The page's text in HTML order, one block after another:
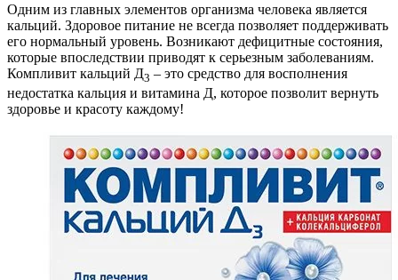
Одним из главных элементов организма человека является
кальций. Здоровое питание не всегда позволяет поддерживать
его нормальный уровень. Возникают дефицитные состояния,
которые впоследствии приводят к серьезным заболеваниям.
Компливит кальций Д3 – это средство для восполнения
недостатка кальция и витамина Д, которое позволит вернуть
здоровье и красоту каждому!